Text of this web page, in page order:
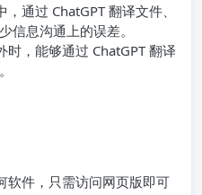
，通过 ChatGPT 翻译文件、
信息沟通上的误差。
时，能够通过 ChatGPT 翻译
软件，只需访问网页版即可